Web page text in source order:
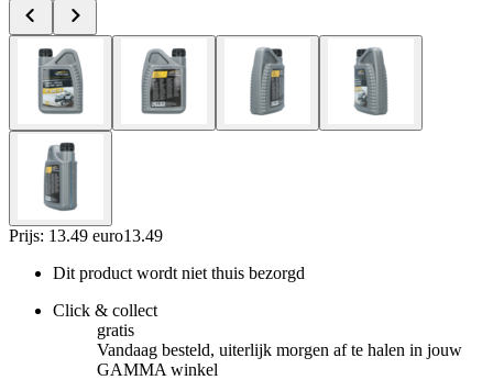
Prijs: 13.49 euro13.49
Dit product wordt niet thuis bezorgd
Click & collect
gratis
Vandaag besteld, uiterlijk morgen af te halen in jouw
GAMMA winkel